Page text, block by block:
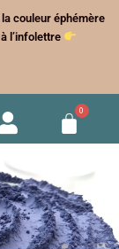
couleur éphémère
l’infolettre